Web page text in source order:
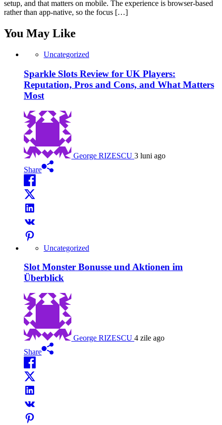
setup, and that matters on mobile. The experience is browser-based
rather than app-native, so the focus […]
You May Like
Uncategorized
Sparkle Slots Review for UK Players:
Reputation, Pros and Cons, and What Matters
Most
George RIZESCU 3 luni ago
Share
Uncategorized
Slot Monster Bonusse und Aktionen im
Überblick
George RIZESCU 4 zile ago
Share